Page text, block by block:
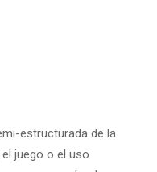
estructurada de la
juego o el uso